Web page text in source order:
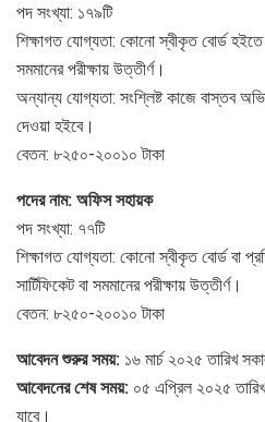
পদ সংখ্যা: ১৭৯টি
শিক্ষাগত যোগ্যতা: কোনো স্বীকৃত বোর্ড হইতে
সমমানের পরীক্ষায় উত্তীর্ণ।
অন্যান্য যোগ্যতা: সংশ্লিষ্ট কাজে বাস্তব
দেওয়া হইবে।
বেতন: ৮২৫০-২০০১০ টাকা
পদের নাম: অফিস সহায়ক
পদ সংখ্যা: ৭৭টি
শিক্ষাগত যোগ্যতা: কোনো স্বীকৃত বোর্ড বা
সার্টিফিকেট বা সমমানের পরীক্ষায় উত্তীর্ণ।
বেতন: ৮২৫০-২০০১০ টাকা
আবেদন শুরুর সময়: ১৬ মার্চ ২০২৫ তারিখ
আবেদনের শেষ সময়: ০৫ এপ্রিল ২০২৫
যাবে।